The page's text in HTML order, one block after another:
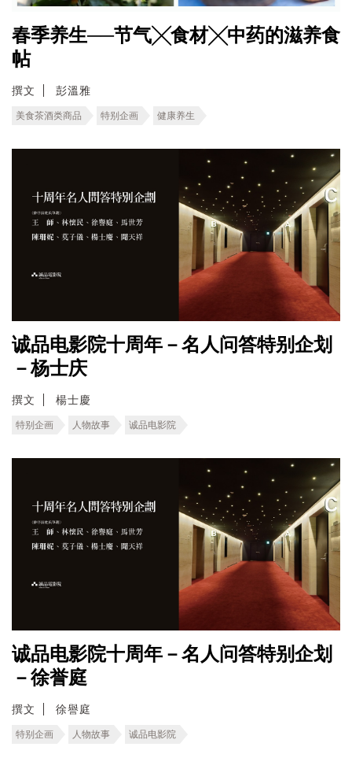
春季养生──节气╳食材╳中药的滋养食
帖
撰文 彭溫雅
美食茶酒类商品 特别企画 健康养生
诚品电影院十周年－名人问答特别企划
－杨士庆
撰文 楊士慶
特别企画 人物故事 诚品电影院
诚品电影院十周年－名人问答特别企划
－徐誉庭
撰文 徐譽庭
特别企画 人物故事 诚品电影院